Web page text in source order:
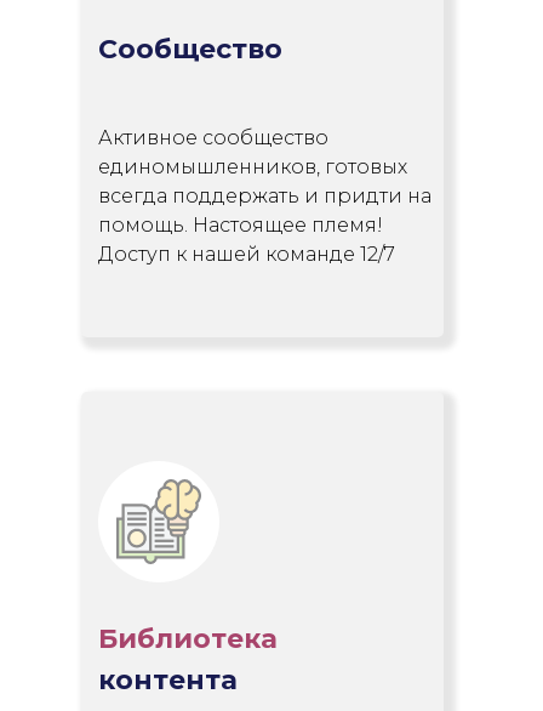
Библиотека
контента
Сообщество
Активное сообщество
единомышленников, готовых
всегда поддержать и придти на
помощь. Настоящее племя!
Доступ к нашей команде 12/7